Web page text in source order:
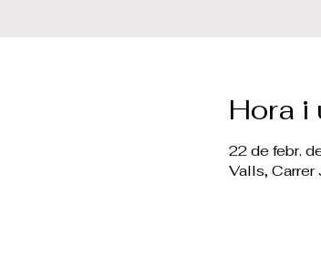
Hora i
22 de febr.
Valls,